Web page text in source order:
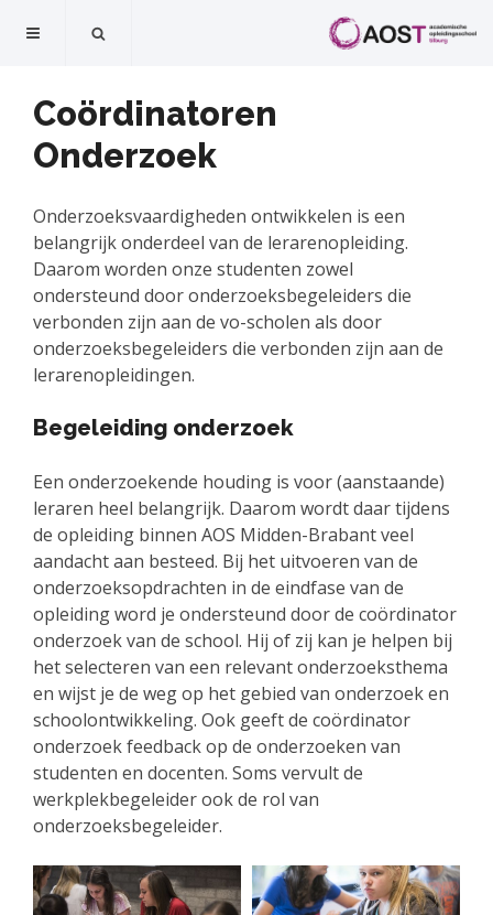
Coördinatoren
Onderzoek
Onderzoeksvaardigheden ontwikkelen is een
belangrijk onderdeel van de lerarenopleiding.
Daarom worden onze studenten zowel
ondersteund door onderzoeksbegeleiders die
verbonden zijn aan de vo-scholen als door
onderzoeksbegeleiders die verbonden zijn aan de
lerarenopleidingen.
Begeleiding onderzoek
Een onderzoekende houding is voor (aanstaande)
leraren heel belangrijk. Daarom wordt daar tijdens
de opleiding binnen AOS Midden-Brabant veel
aandacht aan besteed. Bij het uitvoeren van de
onderzoeksopdrachten in de eindfase van de
opleiding word je ondersteund door de coördinator
onderzoek van de school. Hij of zij kan je helpen bij
het selecteren van een relevant onderzoeksthema
en wijst je de weg op het gebied van onderzoek en
schoolontwikkeling. Ook geeft de coördinator
onderzoek feedback op de onderzoeken van
studenten en docenten. Soms vervult de
werkplekbegeleider ook de rol van
onderzoeksbegeleider.